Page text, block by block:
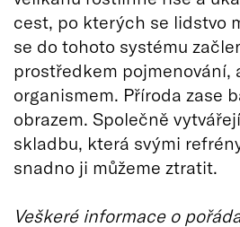
cest, po kterých se lidstvo
se do tohoto systému
prostředkem pojmenování,
organismem. Příroda zase
obrazem. Společně
skladbu, která svými
snadno ji můžeme ztratit.
Veškeré informace o